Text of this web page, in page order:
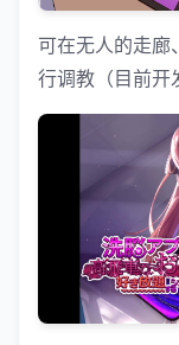
可在无人的走廊
行调教（目前开